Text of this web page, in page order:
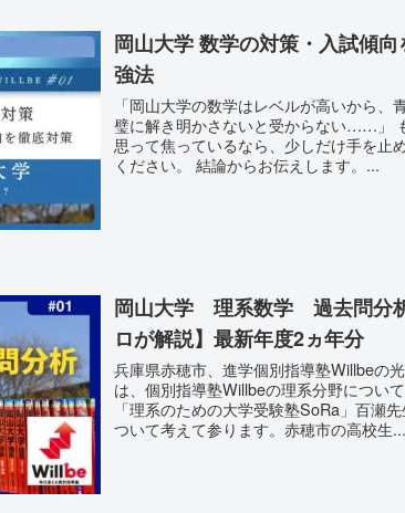
岡山大学 数学の対策・入試傾
強法
「岡山大学の数学はレベルが高いから
璧に解き明かさないと受からない……」
思って焦っているなら、少しだけ手を止
ください。 結論からお伝えします。...
岡山大学 理系数学 過去問分
ロが解説】最新年度2ヵ年分
兵庫県赤穂市、進学個別指導塾Willbeの
は、個別指導塾Willbeの理系分野につい
「理系のための大学受験塾SoRa」百瀬
ついて考えて参ります。赤穂市の高校生...